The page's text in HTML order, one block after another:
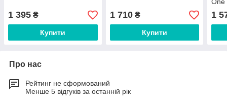
1 395 ₴
Купити
1 710₴
Купити
One
1
Про нас
Рейтинг не сформований
Менше 5 відгуків за останній рік